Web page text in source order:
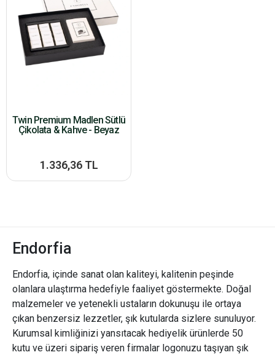
Twin Premium Madlen Sütlü
Çikolata & Kahve - Beyaz
1.336,36 TL
Endorfia
Endorfia, içinde sanat olan kaliteyi, kalitenin peşinde
olanlara ulaştırma hedefiyle faaliyet göstermekte. Doğal
malzemeler ve yetenekli ustaların dokunuşu ile ortaya
çıkan benzersiz lezzetler, şık kutularda sizlere sunuluyor.
Kurumsal kimliğinizi yansıtacak hediyelik ürünlerde 50
kutu ve üzeri sipariş veren firmalar logonuzu taşıyan şık